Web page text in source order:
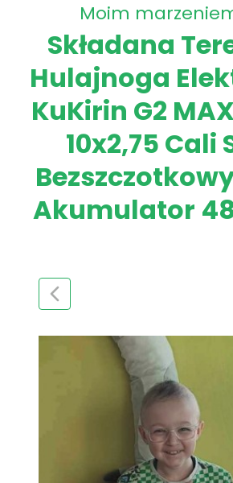
Moim
Składana
Hulajnoga
KuKirin G2
10x2,75 Cali
Akumulator